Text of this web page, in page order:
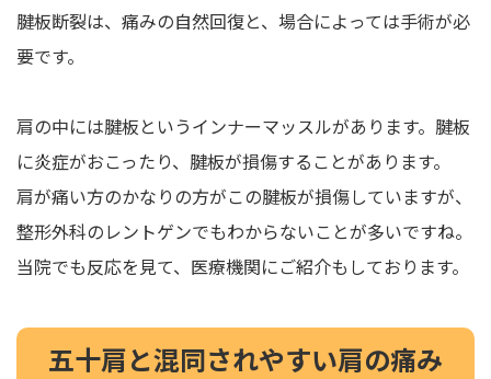
腱板断裂は、痛みの自然回復と、場合によっては手術が必
要です。
肩の中には腱板というインナーマッスルがあります。腱板
に炎症がおこったり、腱板が損傷することがあります。
肩が痛い方のかなりの方がこの腱板が損傷していますが、
整形外科のレントゲンでもわからないことが多いですね。
当院でも反応を見て、医療機関にご紹介もしております。
五十肩と混同されやすい肩の痛み